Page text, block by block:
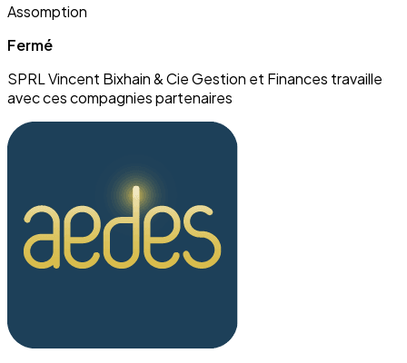
Assomption
Fermé
SPRL Vincent Bixhain & Cie Gestion et Finances travaille
avec ces compagnies partenaires